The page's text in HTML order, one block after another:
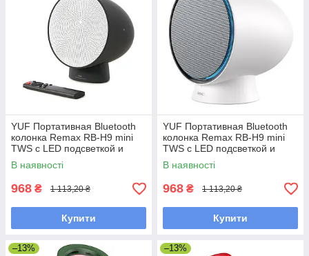
YUF Портативная Bluetooth
колонка Remax RB-H9 mini
TWS с LED подсветкой и
пультом black
В наявності
968 ₴ 1 113,20 ₴
Купити
YUF Портативная Bluetooth
колонка Remax RB-H9 mini
TWS с LED подсветкой и
пультом white
В наявності
968 ₴ 1 113,20 ₴
Купити
–13% –13%